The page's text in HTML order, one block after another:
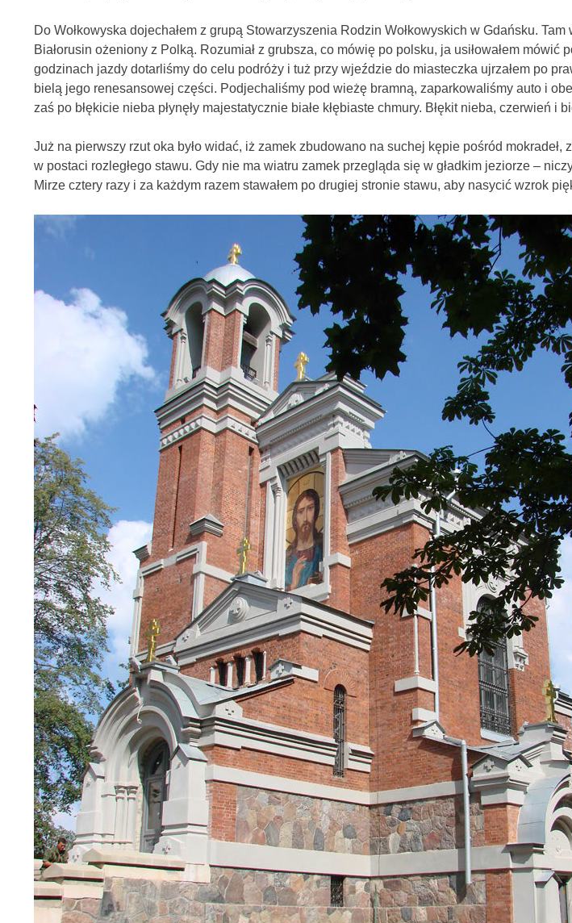
Do Wołkowyska dojechałem z grupą Stowarzyszenia Rodzin Wołkowyskich w Gdańsku.
Białorusin ożeniony z Polką. Rozumiał z grubsza, co mówię po polsku, ja usiłowałem
godzinach jazdy dotarliśmy do celu podróży i tuż przy wjeździe do miasteczka ujrzałem po
bielą jego renesansowej części. Podjechaliśmy pod wieżę bramną, zaparkowaliśmy auto i
zaś po błękicie nieba płynęły majestatycznie białe kłębiaste chmury. Błękit nieba,
Już na pierwszy rzut oka było widać, iż zamek zbudowano na suchej kępie pośród
w postaci rozległego stawu. Gdy nie ma wiatru zamek przegląda się w gładkim jeziorze –
Mirze cztery razy i za każdym razem stawałem po drugiej stronie stawu, aby nasycić wzrok